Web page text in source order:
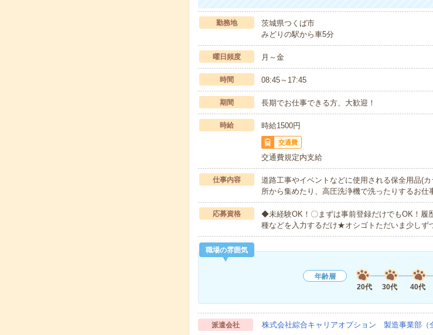
勤務地
茨城県つくば市
みどりの駅から車5分
曜日頻度 月～金
時間 08:45～17:45
期間 長期でお仕事できる方、大歓迎！
時給 時給1500円
交通費
交通費規定内支給
仕事内容
道路工事やイベントなどに使用される保全用品(
所から集めたり、高圧洗浄機で洗ったりするお
応募資格
◆未経験OK！〇まずは事前登録だけでもOK！
種などを入力するだけ★オシゴトただいま少しず
職場の雰囲気
年齢層
20代
30代 40代
派遣会社 株式会社綜合キャリアオプション 製造事業部（